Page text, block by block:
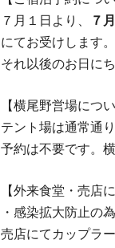
７月１日より、
７
にてお受けします。
それ以後のお日に
【横尾野営場につい
テント場は通常通
予約は不要です。
【外来食堂・売店
・感染拡大防止の為
売店にてカップラ